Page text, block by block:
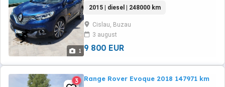
1
Franța în noiembrie anul trecut! Dotări
panoramic. Piele scaune electrice și încălzite.
Keyless entry și go. Parchează singura.
Păstrează banda. Cameră marșarier. Senzor ...
2015 | diesel | 248000 km
Cislau, Buzau
3 august
9 800 EUR
3 Range Rover Evoque 2018 147971 km